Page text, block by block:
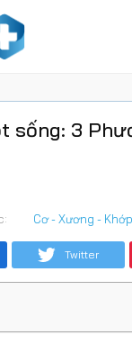
sống: 3
Cơ - Xương - Khớp
Twitter